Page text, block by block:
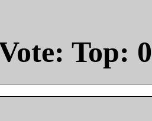
Top: 0